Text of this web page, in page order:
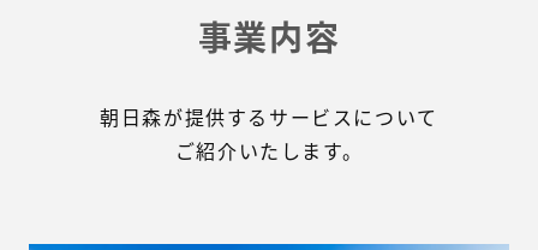
事業内容
朝日森が提供するサービスについて
ご紹介いたします。